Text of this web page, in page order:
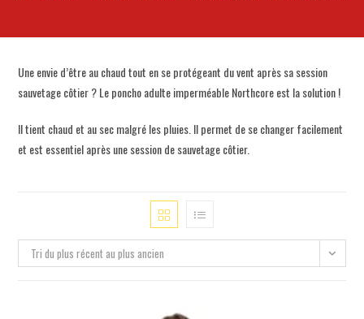
Une envie d’être au chaud tout en se protégeant du vent après sa session
sauvetage côtier ? Le poncho adulte imperméable Northcore est la solution !
Il tient chaud et au sec malgré les pluies. Il permet de se changer facilement
et est essentiel après une session de sauvetage côtier.
Tri du plus récent au plus ancien